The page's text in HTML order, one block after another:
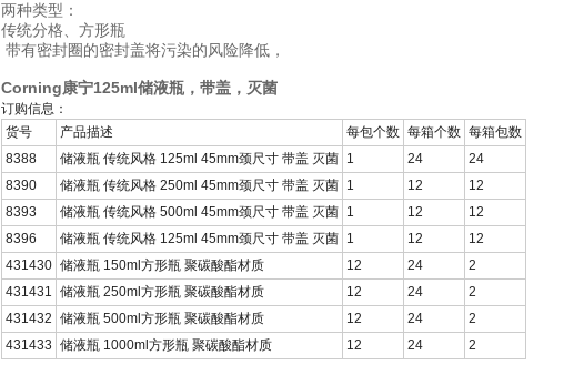
两种类型：
传统分格、方形瓶
带有密封圈的密封盖将污染的风险降低，
Corning康宁125ml储液瓶，带盖，灭菌
订购信息：
货号
产品描述 每包个数 每箱个数 每箱包数
8388
储液瓶 传统风格 125ml 45mm颈尺寸 带盖 灭菌 1 24
24
8390
储液瓶 传统风格 250ml 45mm颈尺寸 带盖 灭菌 1 12
12
8393
储液瓶 传统风格 500ml 45mm颈尺寸 带盖 灭菌 1 12
12
8396
储液瓶 传统风格 125ml 45mm颈尺寸 带盖 灭菌 1 12
12
431430 储液瓶 150ml方形瓶 聚碳酸酯材质 12 24
2
431431 储液瓶 250ml方形瓶 聚碳酸酯材质 12 24
2
431432 储液瓶 500ml方形瓶 聚碳酸酯材质 12 24
2
431433 储液瓶 1000ml方形瓶 聚碳酸酯材质 12 24 2